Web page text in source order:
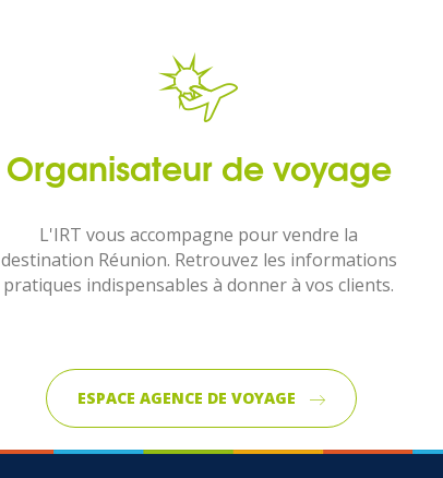
Organisateur de voyage
L'IRT vous accompagne pour vendre la
destination Réunion. Retrouvez les informations
pratiques indispensables à donner à vos clients.
ESPACE AGENCE DE VOYAGE